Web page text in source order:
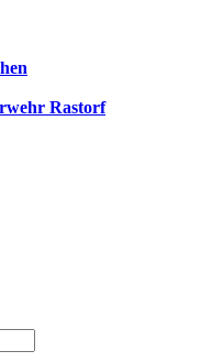
Rastorf